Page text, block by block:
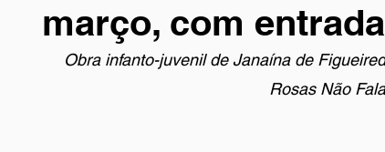
março, com
Obra infanto-juvenil de Janaína de
Rosas Não